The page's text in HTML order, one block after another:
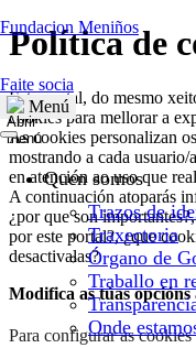
Fundacion Meniños
Faite socia
Menú
Quen somos
Trazos de
Traxectoria
Órgano de
Traballo en
Onde
Política de
Este portal, do mesmo
cookies para mellorar a
As cookies personalizan
mostrando a cada
en atención ao uso que
A continuación atoparás
¿por que son
por este portal?, ¿que
desactivalas?
Modifica as túas opcións
Para configurar as cookies